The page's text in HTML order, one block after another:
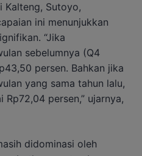
Kalteng, Sutoyo,
ini menunjukkan
“Jika
sebelumnya (Q4
persen. Bahkan jika
yang sama tahun lalu,
persen,” ujarnya,
didominasi oleh